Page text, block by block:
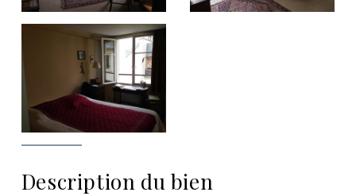
Description du bien